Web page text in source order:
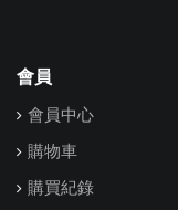
會員
會員中心
購物車
購買紀錄